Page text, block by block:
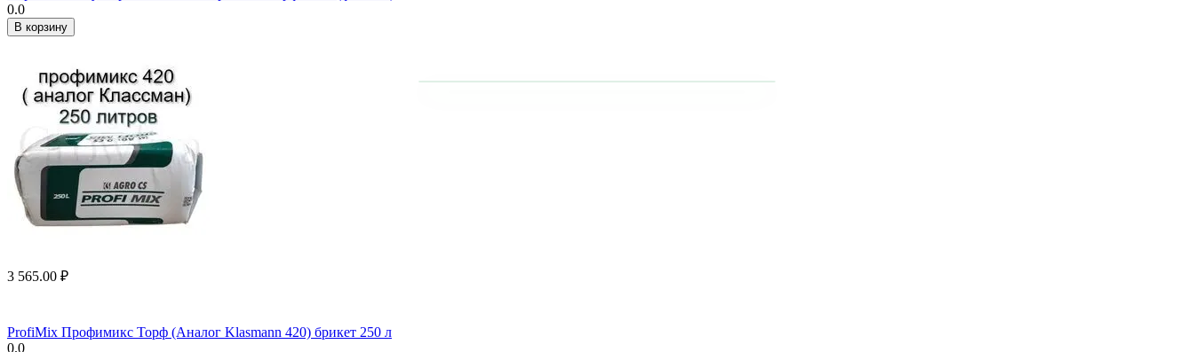
0.0
В корзину
3 565.00 ₽
ProfiMix Профимикс Торф (Аналог Klasmann 420) брикет 250 л
0.0